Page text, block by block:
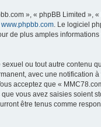
», « phpBB Limited »,
www.phpbb.com. Le logiciel
de plus amples
ou tout autre contenu
avec une notification
acceptez que «
vous avez saisies soient
être tenus comme